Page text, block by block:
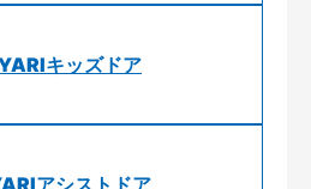
キッズドア
アシストドア